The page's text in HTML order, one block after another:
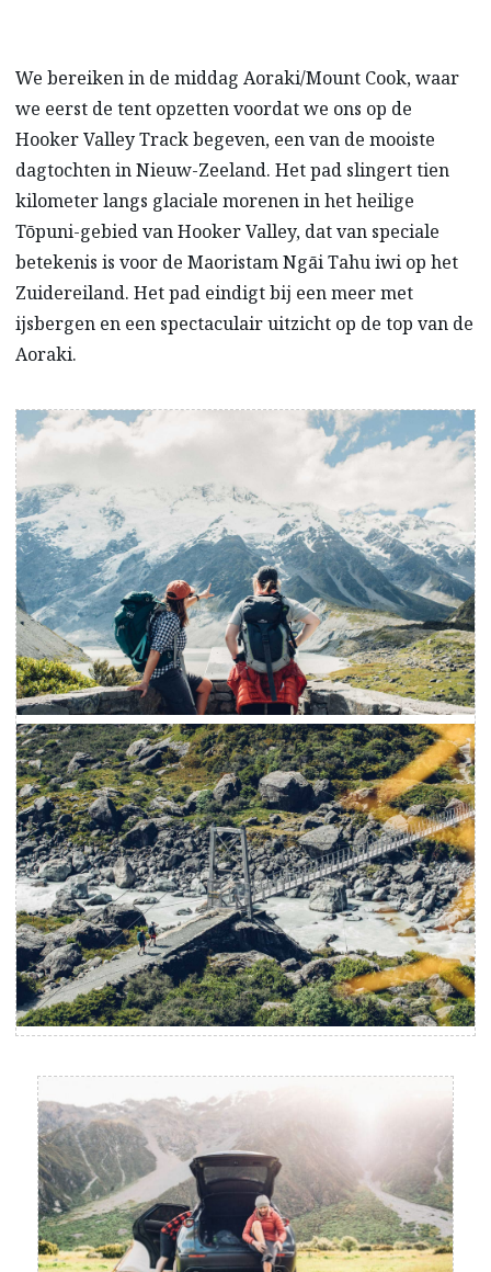
We bereiken in de middag Aoraki/Mount Cook, waar
we eerst de tent opzetten voordat we ons op de
Hooker Valley Track begeven, een van de mooiste
dagtochten in Nieuw-Zeeland. Het pad slingert tien
kilometer langs glaciale morenen in het heilige
Tōpuni-gebied van Hooker Valley, dat van speciale
betekenis is voor de Maoristam Ngāi Tahu iwi op het
Zuidereiland. Het pad eindigt bij een meer met
ijsbergen en een spectaculair uitzicht op de top van de
Aoraki.